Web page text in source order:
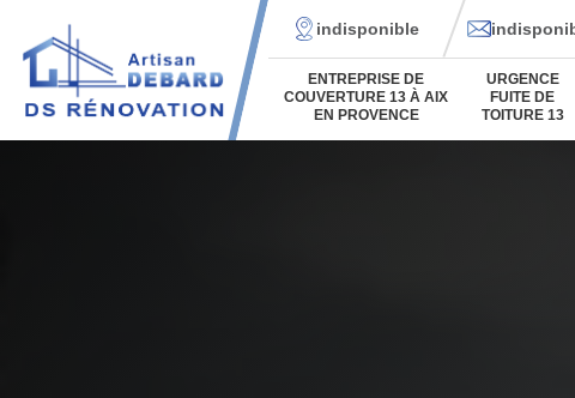
indisponible
ENTREPRISE DE
COUVERTURE 13 À AIX
EN PROVENCE
URGENCE
FUITE DE
TOITURE 13